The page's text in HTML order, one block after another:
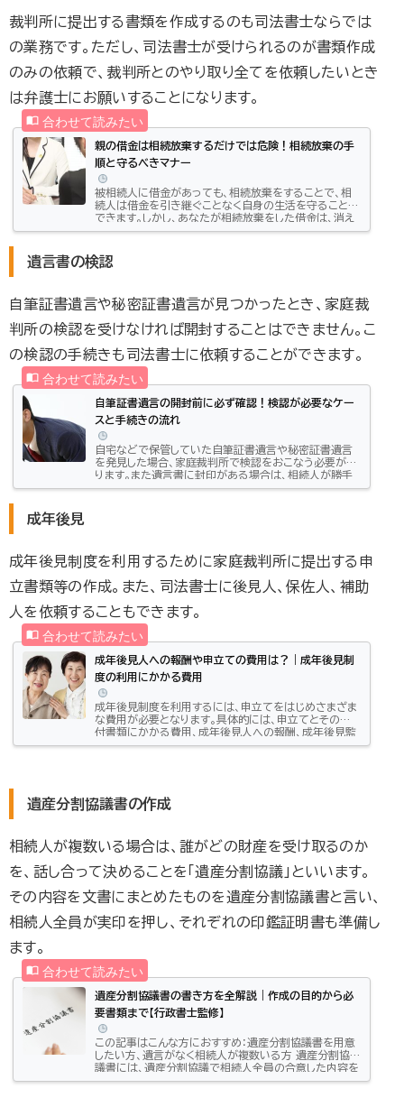
いて詳しく知りたい人」この記事のポイン...
裁判所に提出する書類を作成するのも司法書士ならでは
の業務です。ただし、司法書士が受けられるのが書類作成
のみの依頼で、裁判所とのやり取り全てを依頼したいとき
は弁護士にお願いすることになります。
親の借金は相続放棄するだけでは危険！相続放棄の手
順と守るべきマナー
被相続人に借金があっても、相続放棄をすることで、相
続人は借金を引き継ぐことなく自身の生活を守ることが
できます。しかし、あなたが相続放棄をした借金は、消え
てなくなるわけではありません。あなたの代わりに相続
は、あなたが相続放棄をすることによってどのように相
続権が移るのか、どうすれば誰にも借金を背負わせるこ
の借金があったとき、相続人は、借金を相続し...
遺言書の検認
自筆証書遺言や秘密証書遺言が見つかったとき、家庭裁
判所の検認を受けなければ開封することはできません。こ
の検認の手続きも司法書士に依頼することができます。
自筆証書遺言の開封前に必ず確認！検認が必要なケー
スと手続きの流れ
自宅などで保管していた自筆証書遺言や秘密証書遺言
を発見した場合、家庭裁判所で検認をおこなう必要があ
ります。また遺言書に封印がある場合は、相続人が勝手
に開封することも認められていません。この記事では検
の後に開封した自筆証書遺言でも、その内容が...
成年後見
成年後見制度を利用するために家庭裁判所に提出する申
立書類等の作成。また、司法書士に後見人、保佐人、補助
人を依頼することもできます。
成年後見人への報酬や申立ての費用は？｜成年後見制
度の利用にかかる費用
成年後見制度を利用するには、申立てをはじめさまざま
な費用が必要となります。具体的には、申立てとその添
付書類にかかる費用、成年後見人への報酬、成年後見監
督人への報酬、登記にかかる費用などです。特に成年後
おく必要があります。この記事では、成年後見制度を利
用するにあたって必要な、申立ての費用、後見人への
遺産分割協議書の作成
相続人が複数いる場合は、誰がどの財産を受け取るのか
を、話し合って決めることを「遺産分割協議」といいます。
その内容を文書にまとめたものを遺産分割協議書と言い、
相続人全員が実印を押し、それぞれの印鑑証明書も準備し
ます。
遺産分割協議書の書き方を全解説｜作成の目的から必
要書類まで【行政書士監修】
この記事はこんな方におすすめ：遺産分割協議書を用意
したい方、遺言がなく相続人が複数いる方 遺産分割協
議書には、遺産分割協議で相続人全員の合意した内容を
反映 相続手続き後のトラブルを回避するためにも、書類